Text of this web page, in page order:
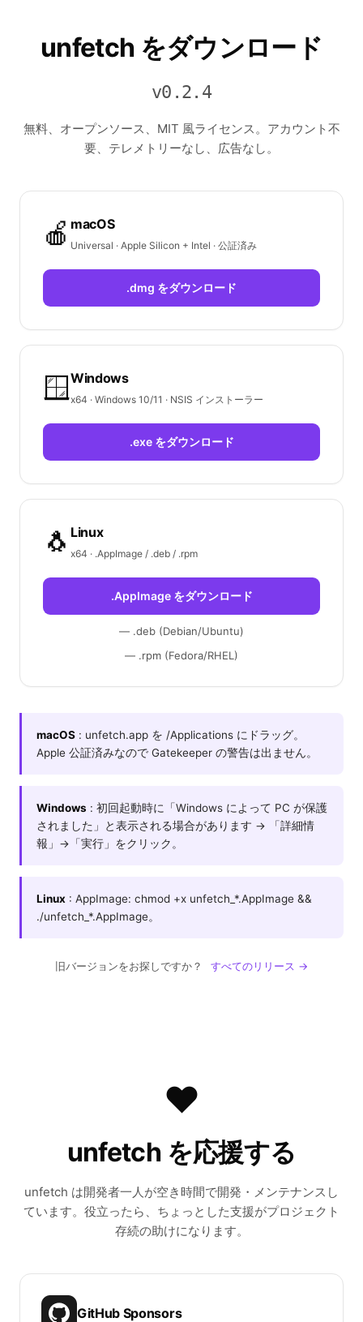
unfetch をダウンロード
v0.2.4
無料、オープンソース、MIT 風ライセンス。アカウント不
要、テレメトリーなし、広告なし。
🍎 macOS
Universal · Apple Silicon + Intel · 公証済み
.dmg をダウンロード
🪟 Windows
x64 · Windows 10/11 · NSIS インストーラー
.exe をダウンロード
🐧 Linux
x64 · .AppImage / .deb / .rpm
.AppImage をダウンロード
— .deb (Debian/Ubuntu)
— .rpm (Fedora/RHEL)
macOS : unfetch.app を /Applications にドラッグ。
Apple 公証済みなので Gatekeeper の警告は出ません。
Windows : 初回起動時に「Windows によって PC が保護
されました」と表示される場合があります → 「詳細情
報」→「実行」をクリック。
Linux : AppImage: chmod +x unfetch_*.AppImage &&
./unfetch_*.AppImage。
旧バージョンをお探しですか？ すべてのリリース →
❤️
unfetch を応援する
unfetch は開発者一人が空き時間で開発・メンテナンスし
ています。役立ったら、ちょっとした支援がプロジェクト
存続の助けになります。
GitHub Sponsors